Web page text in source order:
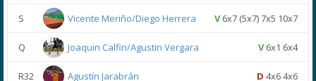
S Vicente Meriño/Diego Herrera V6x7 (5x7) 7x5 10x7
Q Joaquin Calfin/Agustin Vergara V6x1 6x4
R32 Agustín Jarabrán D 4x6 4x6